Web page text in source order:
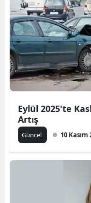
Eylül 2025'te
Artış
Güncel 10 Kasım